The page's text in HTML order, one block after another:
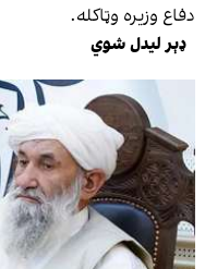
دفاع وزیره وټاکله.
ډېر لیدل شوي